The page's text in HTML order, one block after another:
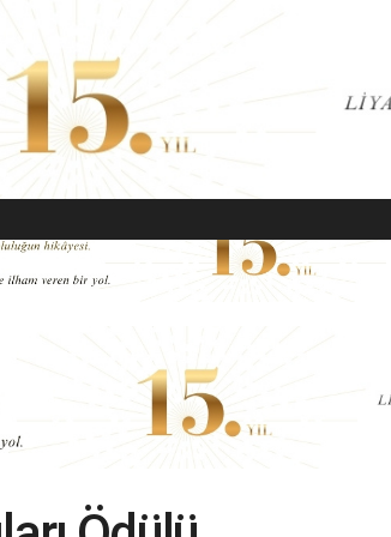
YAŞAM SANAT